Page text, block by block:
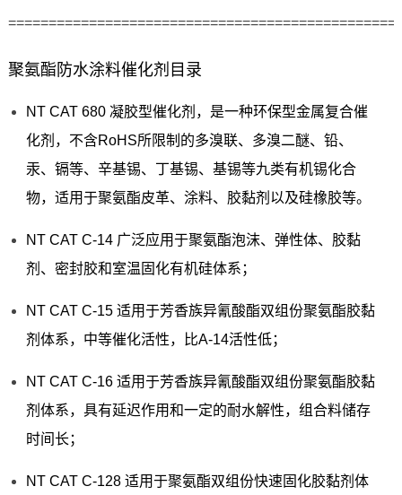
聚氨酯防水涂料催化剂目录
NT CAT 680 凝胶型催化剂，是一种环保型金属复合催
化剂，不含RoHS所限制的多溴联、多溴二醚、铅、
汞、镉等、辛基锡、丁基锡、基锡等九类有机锡化合
物，适用于聚氨酯皮革、涂料、胶黏剂以及硅橡胶等。
NT CAT C-14 广泛应用于聚氨酯泡沫、弹性体、胶黏
剂、密封胶和室温固化有机硅体系；
NT CAT C-15 适用于芳香族异氰酸酯双组份聚氨酯胶黏
剂体系，中等催化活性，比A-14活性低；
NT CAT C-16 适用于芳香族异氰酸酯双组份聚氨酯胶黏
剂体系，具有延迟作用和一定的耐水解性，组合料储存
时间长；
NT CAT C-128 适用于聚氨酯双组份快速固化胶黏剂体